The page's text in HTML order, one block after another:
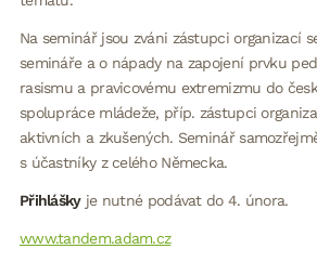
Na seminář jsou zváni zástupci organizací
semináře a o nápady na zapojení prvku
rasismu a pravicovému extremizmu do
spolupráce mládeže, příp. zástupci
aktivních a zkušených. Seminář
s účastníky z celého Německa.
Přihláškyje nutné podávat do 4. února.
www.tandem.adam.cz